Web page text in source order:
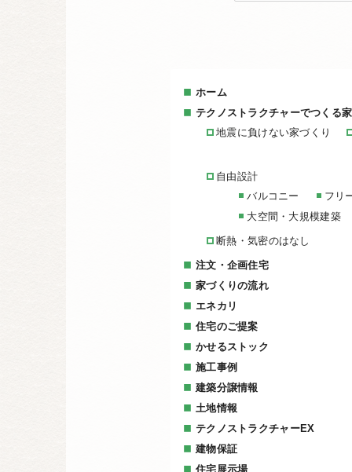
ホーム
テクノストラクチャーでつくる家
地震に負けない家づくり
自由設計
バルコニー
フリ
大空間・大規模建築
断熱・気密のはなし
注文・企画住宅
家づくりの流れ
エネカリ
住宅のご提案
かせるストック
施工事例
建築分譲情報
土地情報
テクノストラクチャーEX
建物保証
住宅展示場